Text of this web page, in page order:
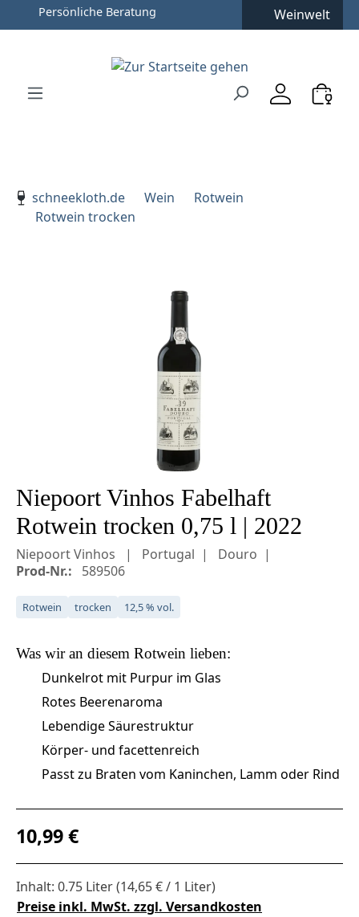
Zum Hauptinhalt springen
Zur Hauptnavigation springen
Weinwelt
schneekloth.de
Wein
Rotwein
Rotwein trocken
Bildergalerie überspringen
Niepoort Vinhos Fabelhaft
Rotwein trocken 0,75 l | 2022
Niepoort Vinhos Portugal
Douro
Prod-Nr.:
589506
Rotwein trocken 12,5 % vol.
Was wir an diesem Rotwein lieben:
Dunkelrot mit Purpur im Glas
Rotes Beerenaroma
Lebendige Säurestruktur
Körper- und facettenreich
Passt zu Braten vom Kaninchen, Lamm oder Rind
Regulärer Preis:
10,99 €
Inhalt: 0.75 Liter(14,65 € / 1 Liter)
Preise inkl. MwSt. zzgl. Versandkosten